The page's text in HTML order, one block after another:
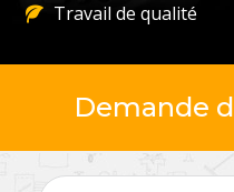
Travail de qualité
Demande